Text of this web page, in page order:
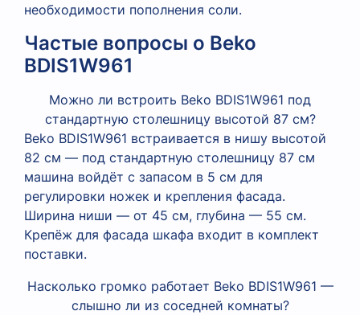
необходимости пополнения соли.
Частые вопросы о Beko
BDIS1W961
Можно ли встроить Beko BDIS1W961 под
стандартную столешницу высотой 87 см?
Beko BDIS1W961 встраивается в нишу высотой
82 см — под стандартную столешницу 87 см
машина войдёт с запасом в 5 см для
регулировки ножек и крепления фасада.
Ширина ниши — от 45 см, глубина — 55 см.
Крепёж для фасада шкафа входит в комплект
поставки.
Насколько громко работает Beko BDIS1W961 —
слышно ли из соседней комнаты?